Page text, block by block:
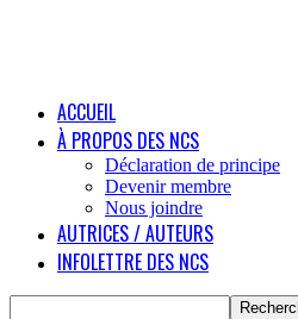
ACCUEIL
À PROPOS DES NCS
Déclaration de principe
Devenir membre
Nous joindre
AUTRICES / AUTEURS
INFOLETTRE DES NCS